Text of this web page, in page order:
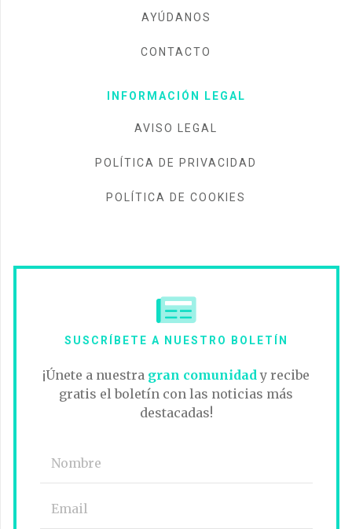
AYÚDANOS
CONTACTO
INFORMACIÓN LEGAL
AVISO LEGAL
POLÍTICA DE PRIVACIDAD
POLÍTICA DE COOKIES
SUSCRÍBETE A NUESTRO BOLETÍN
¡Únete a nuestra gran comunidady recibe
gratis el boletín con las noticias más
destacadas!